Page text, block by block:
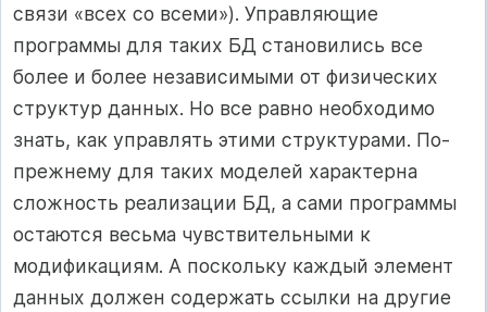
связи «всех со всеми»). Управляющие
программы для таких БД становились все
более и более независимыми от физических
структур данных. Но все равно необходимо
знать, как управлять этими структурами. По-
прежнему для таких моделей характерна
сложность реализации БД, а сами программы
остаются весьма чувствительными к
модификациям. А поскольку каждый элемент
данных должен содержать ссылки на другие